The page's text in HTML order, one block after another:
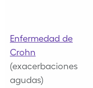
Enfermedad de
Crohn
(exacerbaciones
agudas)